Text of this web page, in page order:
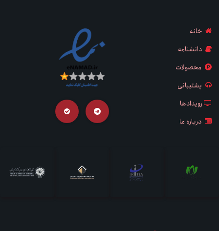
خانه
دانشنامه
محصولات
پشتیبانی
رویدادها
درباره ما